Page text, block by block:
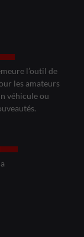
l’outil de
les amateurs
véhicule ou